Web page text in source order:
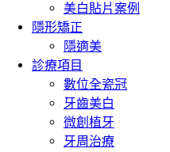
美白貼片案例
隱形矯正
隱適美
診療項目
數位全瓷冠
牙齒美白
微創植牙
牙周治療